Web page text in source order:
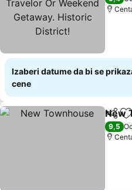
Izaberi datume da bi se
cene
Deli
New
9,5